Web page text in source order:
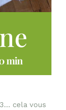
min
cela vous